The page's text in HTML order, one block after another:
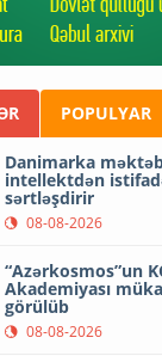
POPULYAR
Danimarka
intellektdən
sərtləşdirir
08-08-2026
“Azərkosmos”un
Akademiyası
görülüb
08-08-2026